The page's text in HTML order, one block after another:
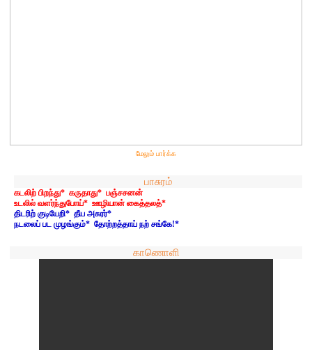
மேலும் பார்க்க
பாசுரம்
கடலிற் பிறந்து* கருதாது* பஞ்சசனன்
உடலில் வளர்ந்துபோய்* ஊழியான் கைத்தலத்*
திடரிற் குடியேறி* தீய அசுரர்*
நடலைப் பட முழங்கும்* தோற்றத்தாய் நற் சங்கே!*
காணொளி